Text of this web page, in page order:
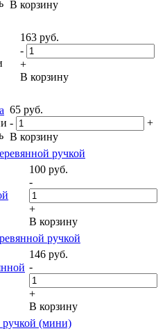
В корзину
163 руб.
-
+
В корзину
65 руб.
-
+
В корзину
ручкой
100 руб.
-
+
В корзину
ручкой
146 руб.
-
+
В корзину
ручкой (мини)